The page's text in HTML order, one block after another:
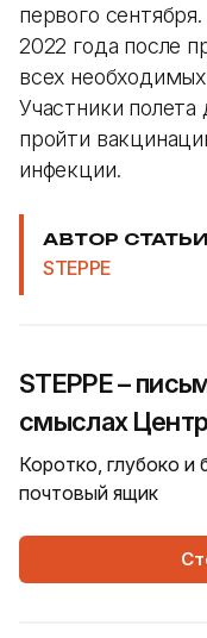
первого
2022 года после
всех
Участники
пройти
инфекции.
АВТОР СТАТЬИ
STEPPE
STEPPE –
смыслах
Коротко, глубоко
почтовый ящик